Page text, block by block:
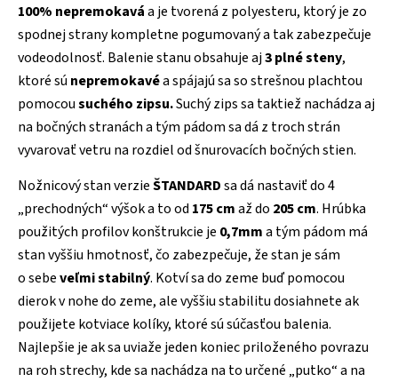
100% nepremokaváa je tvorená z polyesteru, ktorý je zo
spodnej strany kompletne pogumovaný a tak zabezpečuje
vodeodolnosť. Balenie stanu obsahuje aj3 plné steny,
ktoré sú nepremokavéa spájajú sa so strešnou plachtou
pomocousuchého zipsu.Suchý zips sa taktiež nachádza aj
na bočných stranách a tým pádom sa dá z troch strán
vyvarovať vetru na rozdiel od šnurovacích bočných stien.
Nožnicový stan verzieŠTANDARDsa dá nastaviť do 4
„prechodných“ výšok a to od 175 cmaž do 205 cm. Hrúbka
použitých profilov konštrukcie je 0,7mma tým pádom má
stan vyššiu hmotnosť, čo zabezpečuje, že stan je sám
o sebeveľmi stabilný. Kotví sa do zeme buď pomocou
dierok v nohe do zeme, ale vyššiu stabilitu dosiahnete ak
použijete kotviace kolíky, ktoré sú súčasťou balenia.
Najlepšie je ak sa uviaže jeden koniec priloženého povrazu
na roh strechy, kde sa nachádza na to určené „putko“ a na